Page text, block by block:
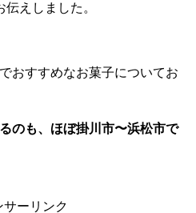
伝えしました。
おすすめなお菓子についてお
のも、ほぼ掛川市〜浜松市で
サーリンク